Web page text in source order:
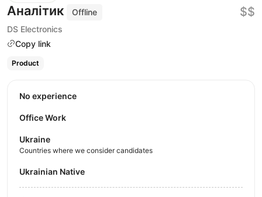
Аналітик
Offline
DS Electronics
Copy link
$$
Product
No experience
Office Work
Ukraine
Countries where we consider candidates
Ukrainian Native